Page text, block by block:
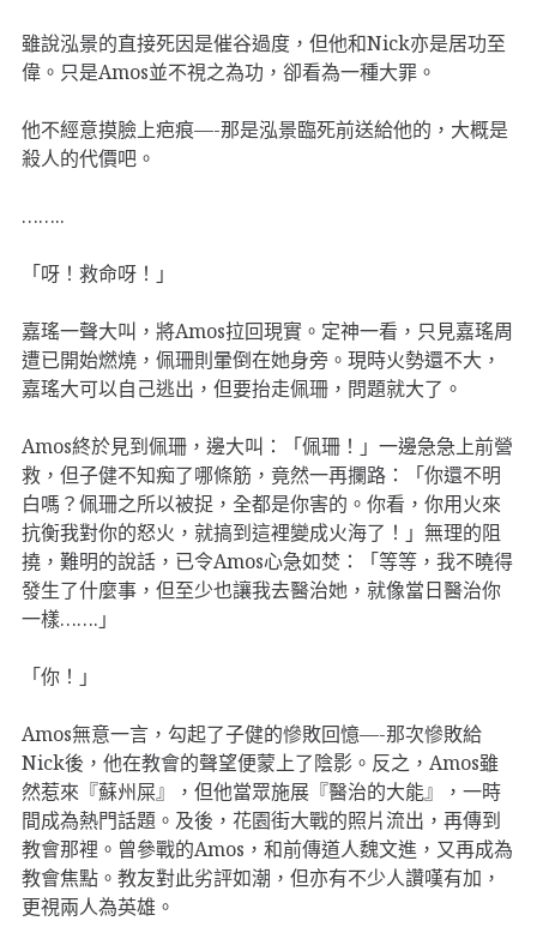
雖說泓景的直接死因是催谷過度，但他和Nick亦是居功至
偉。只是Amos並不視之為功，卻看為一種大罪。
他不經意摸臉上疤痕—-那是泓景臨死前送給他的，大概是
殺人的代價吧。
……..
「呀！救命呀！」
嘉瑤一聲大叫，將Amos拉回現實。定神一看，只見嘉瑤周
遭已開始燃燒，佩珊則暈倒在她身旁。現時火勢還不大，
嘉瑤大可以自己逃出，但要抬走佩珊，問題就大了。
Amos終於見到佩珊，邊大叫：「佩珊！」一邊急急上前營
救，但子健不知痴了哪條筋，竟然一再攔路：「你還不明
白嗎？佩珊之所以被捉，全都是你害的。你看，你用火來
抗衡我對你的怒火，就搞到這裡變成火海了！」無理的阻
撓，難明的說話，已令Amos心急如焚：「等等，我不曉得
發生了什麼事，但至少也讓我去醫治她，就像當日醫治你
一樣…….」
「你！」
Amos無意一言，勾起了子健的慘敗回憶—-那次慘敗給
Nick後，他在教會的聲望便蒙上了陰影。反之，Amos雖
然惹來『蘇州屎』，但他當眾施展『醫治的大能』，一時
間成為熱門話題。及後，花園街大戰的照片流出，再傳到
教會那裡。曾參戰的Amos，和前傳道人魏文進，又再成為
教會焦點。教友對此劣評如潮，但亦有不少人讚嘆有加，
更視兩人為英雄。